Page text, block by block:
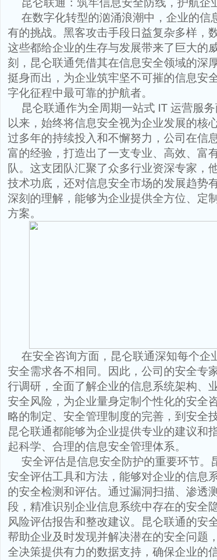
在数字化转型的汹涌浪潮中，企业的信
有的挑战。黑客攻击手段日益复杂多样，
这些都给企业的生存与发展带来了巨大的
刻，昆仑联通凭借其在信息安全领域的深
挺身而出，为企业筑牢坚不可摧的信息安
字化征程中最可靠的护航者。
昆仑联通作为全周期一站式 IT 运营服
以来，始终将信息安全视为企业发展的核
过多年的持续投入和不懈努力，公司在信
富的经验，打造出了一支专业、高效、富
队。这支团队汇聚了众多行业资深专家，
技术功底，还对信息安全市场的发展趋势
深刻的理解，能够为企业提供全方位、定
方案。
在安全咨询方面，昆仑联通深知每个企
安全需求各不相同。因此，公司的安全专
行调研，全面了解企业的信息系统架构、
安全风险，为企业量身定制个性化的安全
略的制定、安全管理制度的完善，到安全
昆仑联通都能够为企业提供专业的建议和
起科学、合理的信息安全管理体系。
安全评估是信息安全防护的重要环节。
安全评估工具和方法，能够对企业的信息
的安全检测和评估。通过漏洞扫描、渗透
段，精准识别企业信息系统中存在的安全
风险评估报告和整改建议。昆仑联通的安
帮助企业及时发现并解决潜在的安全问题
全决策提供有力的数据支持，确保企业的